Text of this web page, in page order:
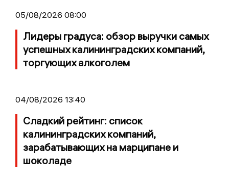
05/08/2026 08:00
Лидеры градуса: обзор выручки самых
успешных калининградских компаний,
торгующих алкоголем
04/08/2026 13:40
Сладкий рейтинг: список
калининградских компаний,
зарабатывающих на марципане и
шоколаде